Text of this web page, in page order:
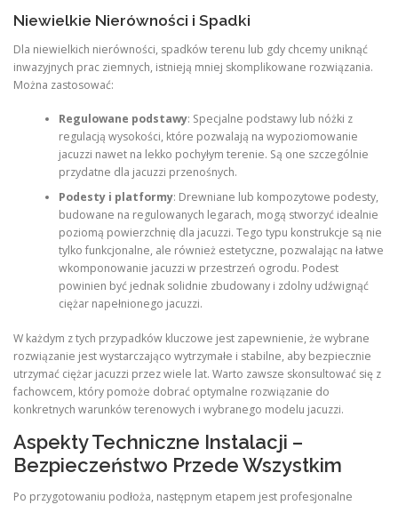
Niewielkie Nierówności i Spadki
Dla niewielkich nierówności, spadków terenu lub gdy chcemy uniknąć
inwazyjnych prac ziemnych, istnieją mniej skomplikowane rozwiązania.
Można zastosować:
Regulowane podstawy: Specjalne podstawy lub nóżki z
regulacją wysokości, które pozwalają na wypoziomowanie
jacuzzi nawet na lekko pochyłym terenie. Są one szczególnie
przydatne dla jacuzzi przenośnych.
Podesty i platformy: Drewniane lub kompozytowe podesty,
budowane na regulowanych legarach, mogą stworzyć idealnie
poziomą powierzchnię dla jacuzzi. Tego typu konstrukcje są nie
tylko funkcjonalne, ale również estetyczne, pozwalając na łatwe
wkomponowanie jacuzzi w przestrzeń ogrodu. Podest
powinien być jednak solidnie zbudowany i zdolny udźwignąć
ciężar napełnionego jacuzzi.
W każdym z tych przypadków kluczowe jest zapewnienie, że wybrane
rozwiązanie jest wystarczająco wytrzymałe i stabilne, aby bezpiecznie
utrzymać ciężar jacuzzi przez wiele lat. Warto zawsze skonsultować się z
fachowcem, który pomoże dobrać optymalne rozwiązanie do
konkretnych warunków terenowych i wybranego modelu jacuzzi.
Aspekty Techniczne Instalacji –
Bezpieczeństwo Przede Wszystkim
Po przygotowaniu podłoża, następnym etapem jest profesjonalne